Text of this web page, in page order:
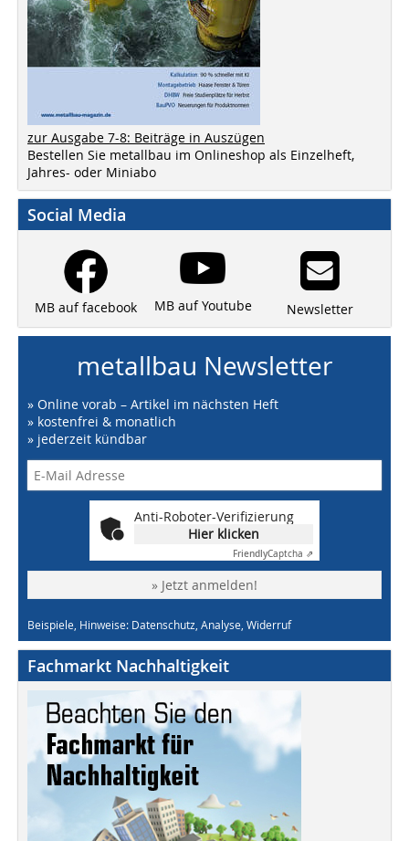
zur Ausgabe 7-8: Beiträge in Auszügen
Bestellen Sie metallbau im Onlineshop als Einzelheft,
Jahres- oder Miniabo
Social Media
MB auf facebook MB auf Youtube Newsletter
metallbau Newsletter
» Online vorab – Artikel im nächsten Heft
» kostenfrei & monatlich
» jederzeit kündbar
Anti-Roboter-Verifizierung
Hier klicken
FriendlyCaptcha ⇗
» Jetzt anmelden!
Beispiele, Hinweise: Datenschutz, Analyse, Widerruf
Fachmarkt Nachhaltigkeit